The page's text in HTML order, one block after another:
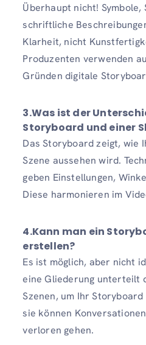
Überhaupt nicht! Symbole,
schriftliche
Klarheit, nicht
Produzenten verwenden
Gründen digitale
3.Was ist der
Storyboard und einer
Das Storyboard zeigt, wie
Szene aussehen wird.
geben Einstellungen,
Diese harmonieren im
4.Kann man ein
erstellen?
Es ist möglich, aber nicht
eine Gliederung unterteilt
Szenen, um Ihr
sie können
verloren gehen.